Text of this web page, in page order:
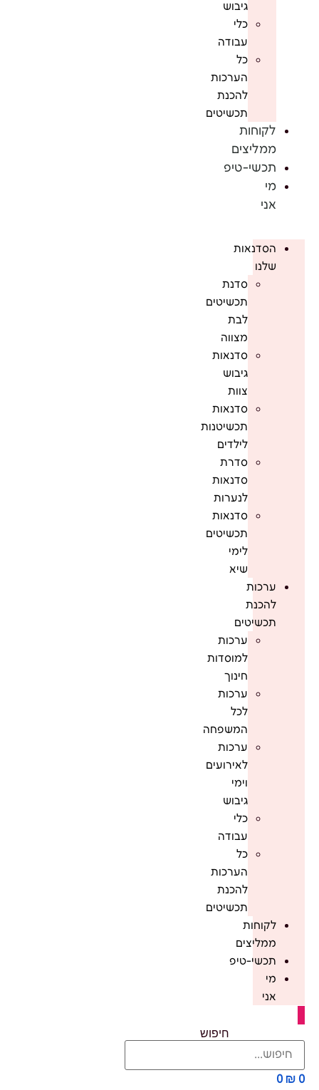
גיבוש
כלי
עבודה
כל
הערכות
להכנת
תכשיטים
לקוחות
ממליצים
תכשי-טיפ
מי
אני
הסדנאות
שלנו
סדנת
תכשיטים
לבת
מצווה
סדנאות
גיבוש
צוות
סדנאות
תכשיטנות
לילדים
סדרת
סדנאות
לנערות
סדנאות
תכשיטים
לימי
שיא
ערכות
להכנת
תכשיטים
ערכות
למוסדות
חינוך
ערכות
לכל
המשפחה
ערכות
לאירועים
וימי
גיבוש
כלי
עבודה
כל
הערכות
להכנת
תכשיטים
לקוחות
ממליצים
תכשי-טיפ
מי
אני
חיפוש
₪ 0
0